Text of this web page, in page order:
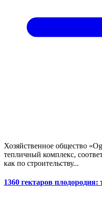
Хозяйственное общество
тепличный комплекс,
как по строительству...
1360 гектаров плодородия: